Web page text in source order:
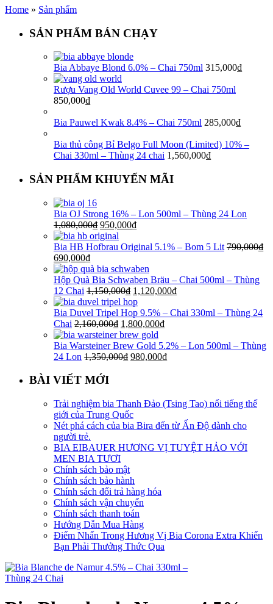
Home » Sản phẩm
SẢN PHẨM BÁN CHẠY
Bia Abbaye Blond 6.0% – Chai 750ml 315,000₫
Rượu Vang Old World Cuvee 99 – Chai 750ml
850,000₫
Bia Pauwel Kwak 8.4% – Chai 750ml 285,000₫
Bia thủ công Bỉ Belgo Full Moon (Limited) 10% –
Chai 330ml – Thùng 24 chai 1,560,000₫
SẢN PHẨM KHUYẾN MÃI
Bia OJ Strong 16% – Lon 500ml – Thùng 24 Lon
1,080,000₫ 950,000₫
Bia HB Hofbrau Original 5.1% – Bom 5 Lit 790,000₫
690,000₫
Hộp Quà Bia Schwaben Bräu – Chai 500ml – Thùng
12 Chai 1,150,000₫ 1,120,000₫
Bia Duvel Tripel Hop 9.5% – Chai 330ml – Thùng 24
Chai 2,160,000₫ 1,800,000₫
Bia Warsteiner Brew Gold 5.2% – Lon 500ml – Thùng
24 Lon 1,350,000₫ 980,000₫
BÀI VIẾT MỚI
Trải nghiệm bia Thanh Đảo (Tsing Tao) nổi tiếng thế
giới của Trung Quốc
Nét phá cách của bia Bira đến từ Ấn Độ dành cho
người trẻ.
BIA EIBAUER HƯƠNG VỊ TUYỆT HẢO VỚI
MEN BIA TƯƠI
Chính sách bảo mật
Chính sách bảo hành
Chính sách đổi trả hàng hóa
Chính sách vận chuyển
Chính sách thanh toán
Hướng Dẫn Mua Hàng
Điểm Nhấn Trong Hương Vị Bia Corona Extra Khiến
Bạn Phải Thưởng Thức Qua